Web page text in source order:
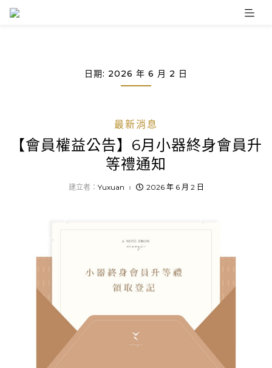
Skip
日期: 2026 年 6 月 2 日
最新消息
【會員權益公告】6月小器終身會員升
等禮通知
建立者： Yuxuan 2026 年 6 月 2 日